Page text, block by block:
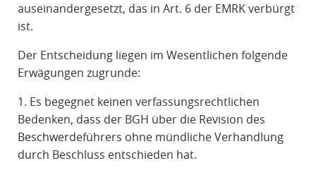
auseinandergesetzt, das in Art. 6 der EMRK verbürgt
ist.
Der Entscheidung liegen im Wesentlichen folgende
Erwägungen zugrunde:
1. Es begegnet keinen verfassungsrechtlichen
Bedenken, dass der BGH über die Revision des
Beschwerdeführers ohne mündliche Verhandlung
durch Beschluss entschieden hat.